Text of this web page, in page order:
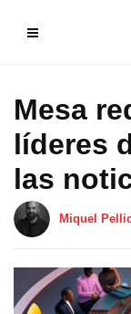
Mesa
líderes
las
Miquel